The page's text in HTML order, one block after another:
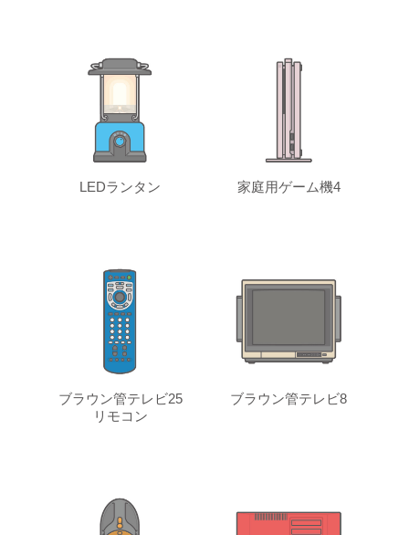
LEDランタン 家庭用ゲーム機4
ブラウン管テレビ25
リモコン
ブラウン管テレビ8